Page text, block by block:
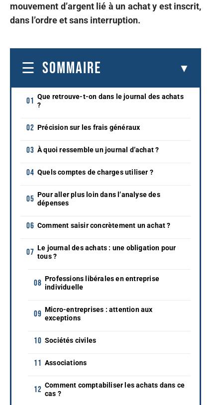
mouvement d’argent lié à un achat y est inscrit,
dans l’ordre et sans interruption.
SOMMAIRE
Que retrouve-t-on dans le journal des achats
?
Précision sur les frais généraux
À quoi ressemble un journal d’achat ?
Quels comptes de charges utiliser ?
Pour aller plus loin dans l’analyse des
dépenses
Comment saisir concrètement un achat ?
Le journal des achats : une obligation pour
tous ?
Professions libérales en entreprise
individuelle
Micro-entreprises : attention aux
exceptions
Sociétés civiles
Associations
Comment comptabiliser les achats dans ce
cas ?